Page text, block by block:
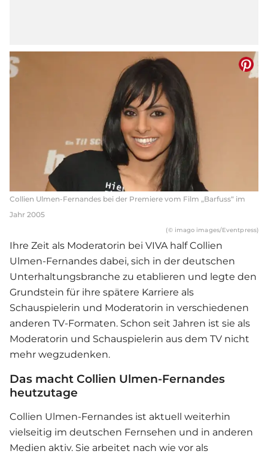
Collien Ulmen-Fernandes bei der Premiere vom Film „Barfuss“ im
Jahr 2005
(© imago images/Eventpress)
Ihre Zeit als Moderatorin bei VIVA halfCollien
Ulmen-Fernandes dabei, sich in der deutschen
Unterhaltungsbranche zu etablieren und legte den
Grundstein für ihre spätere Karriere als
Schauspielerin und Moderatorin in verschiedenen
anderen TV-Formaten. Schon seit Jahren ist sie als
Moderatorin und Schauspielerin aus dem TV nicht
mehr wegzudenken.
Das macht Collien Ulmen-Fernandes
heutzutage
Collien Ulmen-Fernandes ist aktuell weiterhin
vielseitig im deutschen Fernsehen und in anderen
Medien aktiv. Sie arbeitet nach wie vor als